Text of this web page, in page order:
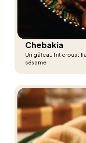
Chebakia
Un gâteau frit
sésame